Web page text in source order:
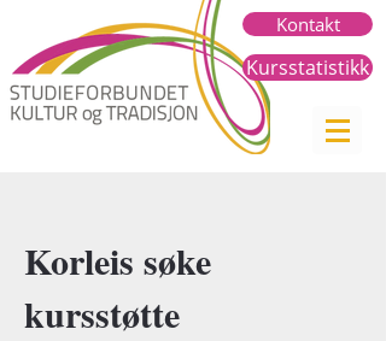
Kursstatistikk
Kontakt
Korleis søke
kursstøtte